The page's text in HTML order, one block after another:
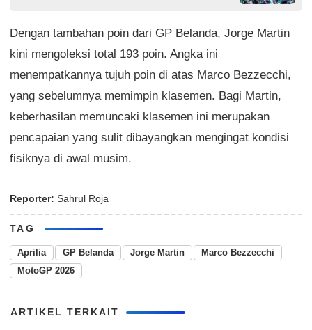
Dengan tambahan poin dari GP Belanda, Jorge Martin
kini mengoleksi total 193 poin. Angka ini
menempatkannya tujuh poin di atas Marco Bezzecchi,
yang sebelumnya memimpin klasemen. Bagi Martin,
keberhasilan memuncaki klasemen ini merupakan
pencapaian yang sulit dibayangkan mengingat kondisi
fisiknya di awal musim.
Reporter: Sahrul Roja
TAG
Aprilia GP Belanda Jorge Martin
Marco Bezzecchi
MotoGP 2026
ARTIKEL TERKAIT